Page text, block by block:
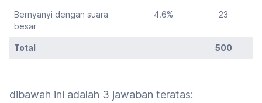
Bernyanyi dengan suara
besar
4.6% 23
Total 500
dibawah ini adalah 3 jawaban teratas: